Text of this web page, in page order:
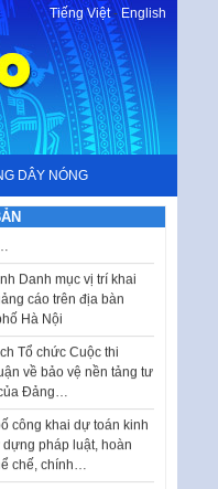
Tiếng Việt-English
DÂY NÓNG
VÀ VỊ TRÍ VIỆC LÀM
DỤNG LAO ĐỘNG HỢP
số chỉ…
trợ tư pháp về dân
0752026 của
Danh mục vị trí khai
cáo trên địa bàn
Hà Nội
Tổ chức Cuộc thi
về bảo vệ nền tảng tư
Đảng…
công khai dự toán kinh
dựng pháp luật, hoàn
chế, chính…
về nghiên cứu, ứng